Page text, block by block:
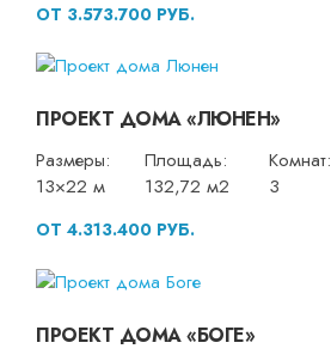
ОТ 3.573.700 РУБ.
ПРОЕКТ ДОМА «ЛЮНЕН»
Размеры:
13×22 м
Площадь:
132,72 м2
Комнат:
3
ОТ 4.313.400 РУБ.
ПРОЕКТ ДОМА «БОГЕ»